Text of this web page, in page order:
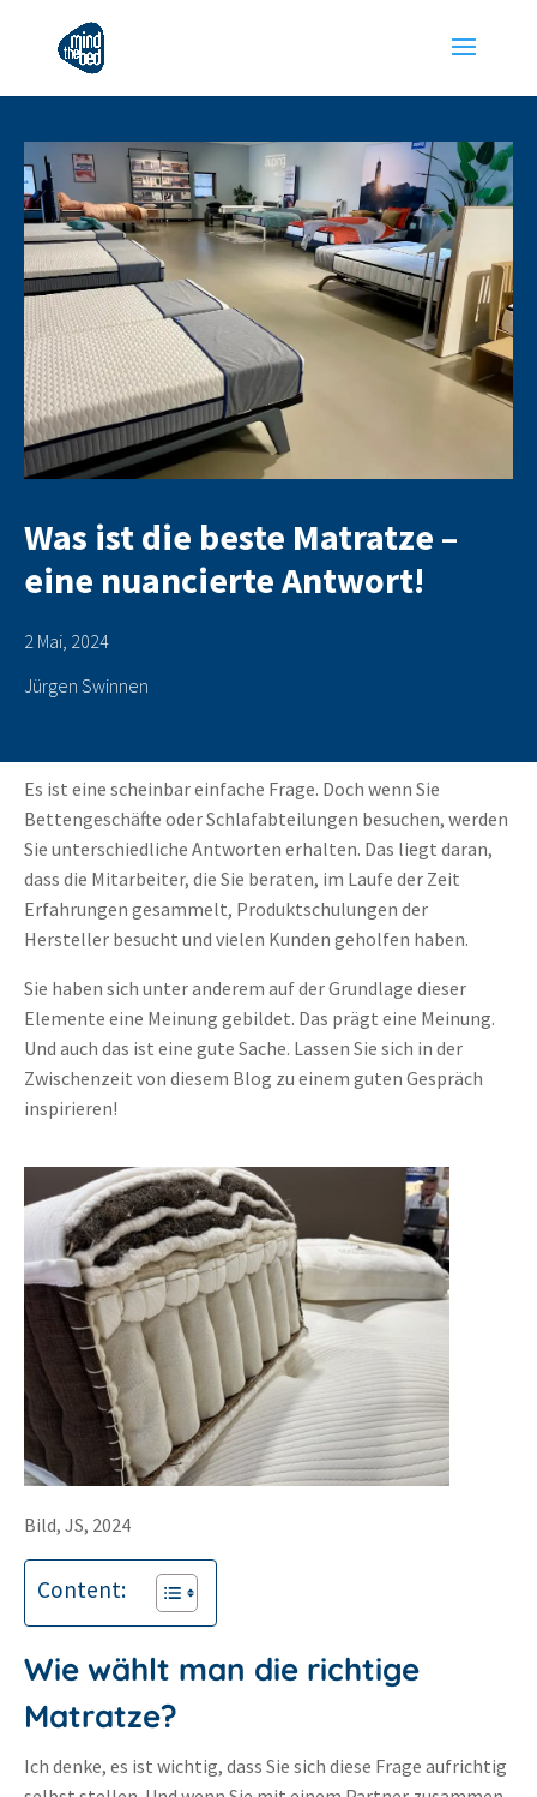
Was ist die beste Matratze –
eine nuancierte Antwort!
2 Mai, 2024
Jürgen Swinnen
Es ist eine scheinbar einfache Frage. Doch wenn Sie
Bettengeschäfte oder Schlafabteilungen besuchen, werden
Sie unterschiedliche Antworten erhalten. Das liegt daran,
dass die Mitarbeiter, die Sie beraten, im Laufe der Zeit
Erfahrungen gesammelt, Produktschulungen der
Hersteller besucht und vielen Kunden geholfen haben.
Sie haben sich unter anderem auf der Grundlage dieser
Elemente eine Meinung gebildet. Das prägt eine Meinung.
Und auch das ist eine gute Sache. Lassen Sie sich in der
Zwischenzeit von diesem Blog zu einem guten Gespräch
inspirieren!
Bild, JS, 2024
Content:
Wie wählt man die richtige
Matratze?
Ich denke, es ist wichtig, dass Sie sich diese Frage aufrichtig